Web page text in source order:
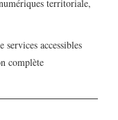
territoriale,
accessibles
complète